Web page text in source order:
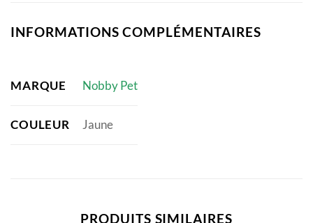
INFORMATIONS COMPLÉMENTAIRES
MARQUE Nobby Pet
COULEUR Jaune
PRODUITS SIMILAIRES